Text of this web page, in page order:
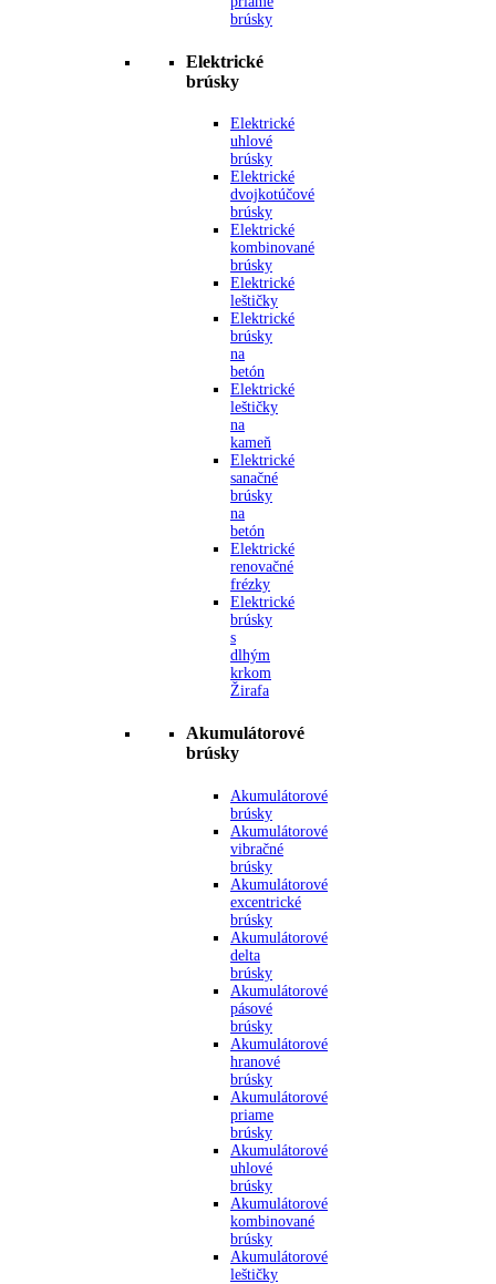
brúsky
Elektrické
brúsky
Elektrické
uhlové
brúsky
Elektrické
dvojkotúčové
brúsky
Elektrické
kombinované
brúsky
Elektrické
leštičky
Elektrické
brúsky
na
betón
Elektrické
leštičky
na
kameň
Elektrické
sanačné
brúsky
na
betón
Elektrické
renovačné
frézky
Elektrické
brúsky
s
dlhým
krkom
Žirafa
Akumulátorové
brúsky
Akumulátorové
brúsky
Akumulátorové
vibračné
brúsky
Akumulátorové
excentrické
brúsky
Akumulátorové
delta
brúsky
Akumulátorové
pásové
brúsky
Akumulátorové
hranové
brúsky
Akumulátorové
priame
brúsky
Akumulátorové
uhlové
brúsky
Akumulátorové
kombinované
brúsky
Akumulátorové
leštičky